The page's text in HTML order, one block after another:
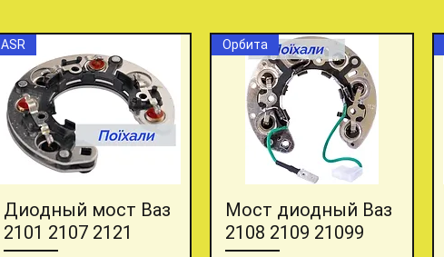
Швидкий перегляд
ASR
Диодный мост Ваз
2101 2107 2121
Швидкий перегляд
Орбита
Мост диодный Ваз
2108 2109 21099